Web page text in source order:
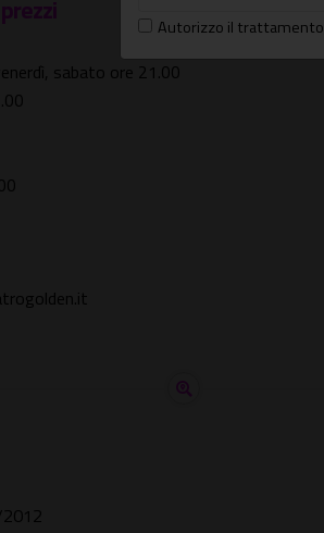
sabato ore 21.00
Autorizzo il trattamento